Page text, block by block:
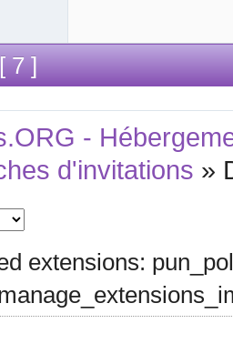
7 ]
-
d'invitations »
extensions: